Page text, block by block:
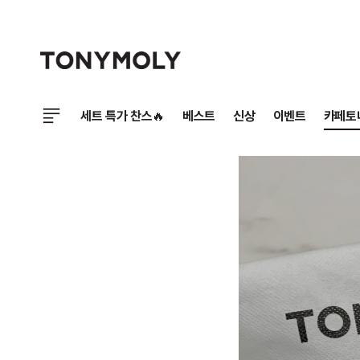
세트 특가 찬스🔥 베스트 신상 이벤트 카페토